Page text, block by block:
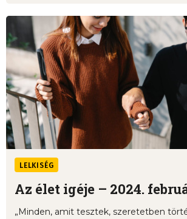
LELKISÉG
Az élet igéje – 2024.
„Minden, amit tesztek, szeretetben